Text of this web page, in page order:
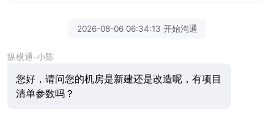
2026-08-06 06:34:13 开始沟通
纵横通-小陈
您好，请问您的机房是新建还是改造呢，有项目
清单参数吗？